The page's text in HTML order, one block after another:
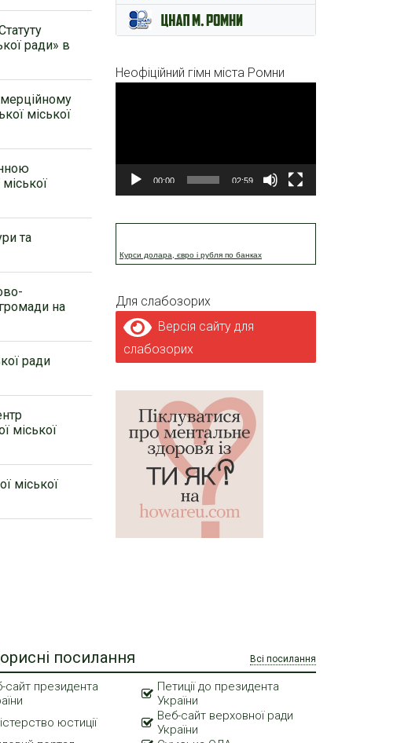
ради» в
міської
та
на
ради
міської
міської
Неофіційний гімн міста Ромни
00:00 02:59
Курси долара, євро і рубля по банках
Для слабозорих
Версія сайту для
слабозорих
посилання Всі посилання
сайт президента
Петиції до президента
України
юстиції
Веб-сайт верховної ради
України